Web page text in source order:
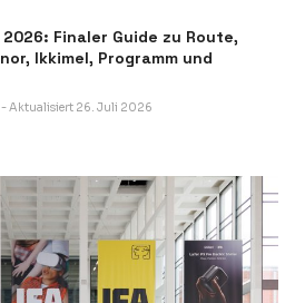
2026: Finaler Guide zu Route,
Ikkimel, Programm und
Aktualisiert 26. Juli 2026